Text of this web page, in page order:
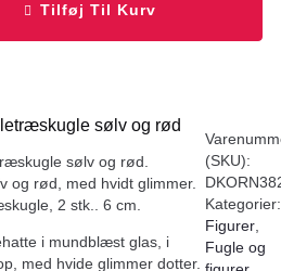
Tilføj Til Kurv
sølv og rød
sølv og rød.
og rød, med hvidt glimmer.
2 stk.. 6 cm.
i mundblæst glas, i
med hvide glimmer dotter.
(SKU):
Kategorier:
Figurer,
Fugle og